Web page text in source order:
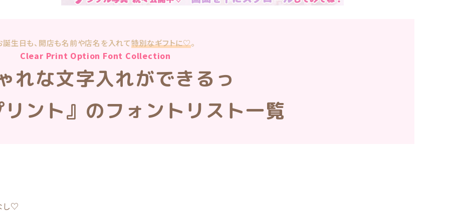
誕生日も、開店も名前や店名を入れて特別なギフトに♡。
Clear Print Option Font Collection
れな文字入れができるっ
ント』のフォントリスト一覧
し♡